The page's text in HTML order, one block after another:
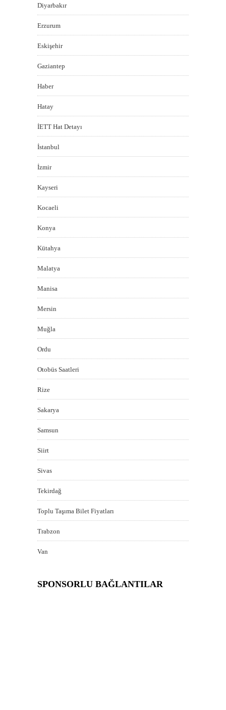
Diyarbakır
Erzurum
Eskişehir
Gaziantep
Haber
Hatay
İETT Hat Detayı
İstanbul
İzmir
Kayseri
Kocaeli
Konya
Kütahya
Malatya
Manisa
Mersin
Muğla
Ordu
Otobüs Saatleri
Rize
Sakarya
Samsun
Siirt
Sivas
Tekirdağ
Toplu Taşıma Bilet Fiyatları
Trabzon
Van
SPONSORLU BAĞLANTILAR